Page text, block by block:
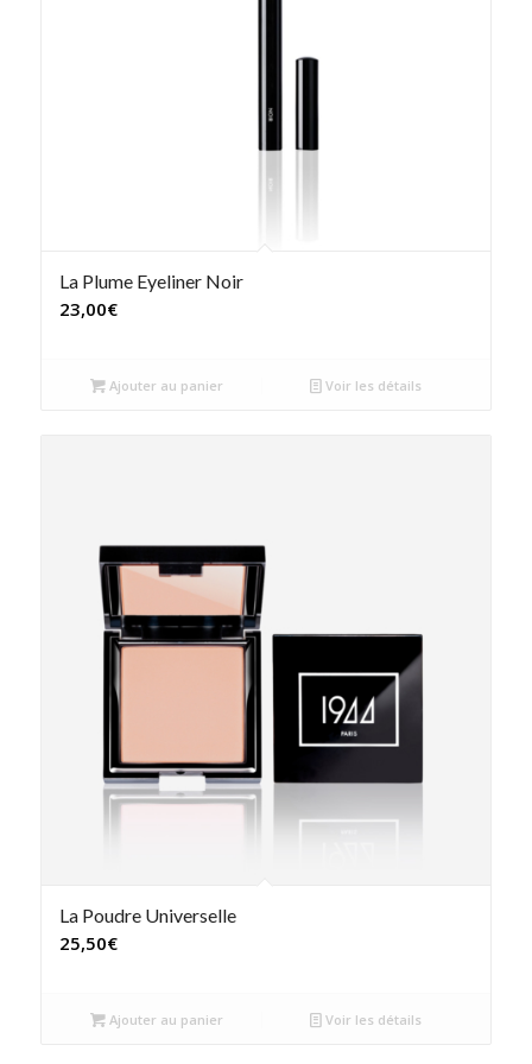
La Plume Eyeliner Noir
23,00€
Ajouter au panier Voir les détails
La Poudre Universelle
25,50€
Ajouter au panier Voir les détails